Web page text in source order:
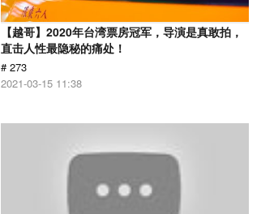
【越哥】2020年台湾票房冠军，导演是真敢拍，
直击人性最隐秘的痛处！
# 273
2021-03-15 11:38